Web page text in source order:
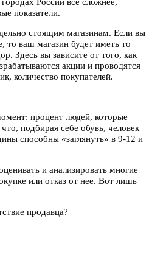
показатели.
стоящим магазинам. Если вы
то ваш магазин будет иметь то
Здесь вы зависите от того, как
акции и проводятся
количество покупателей.
процент людей, которые
подбирая себе обувь, человек
способны «заглянуть» в 9-12 и
и анализировать многие
или отказ от нее. Вот лишь
продавца?